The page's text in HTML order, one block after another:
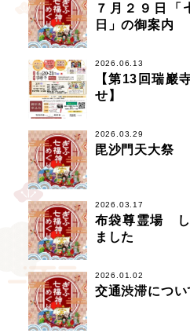
７月２９日「
日」の御案内
2026.06.13
【第13回瑞巖
せ】
2026.03.29
毘沙門天大祭
2026.03.17
布袋尊霊場
ました
2026.01.02
交通渋滞につい